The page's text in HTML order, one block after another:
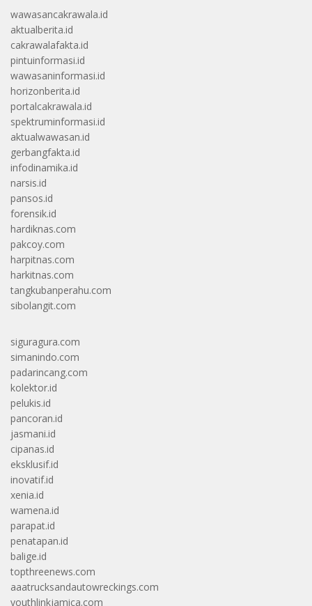
wawasancakrawala.id
aktualberita.id
cakrawalafakta.id
pintuinformasi.id
wawasaninformasi.id
horizonberita.id
portalcakrawala.id
spektruminformasi.id
aktualwawasan.id
gerbangfakta.id
infodinamika.id
narsis.id
pansos.id
forensik.id
hardiknas.com
pakcoy.com
harpitnas.com
harkitnas.com
tangkubanperahu.com
sibolangit.com
siguragura.com
simanindo.com
padarincang.com
kolektor.id
pelukis.id
pancoran.id
jasmani.id
cipanas.id
eksklusif.id
inovatif.id
xenia.id
wamena.id
parapat.id
penatapan.id
balige.id
topthreenews.com
aaatrucksandautowreckings.com
youthlinkjamica.com